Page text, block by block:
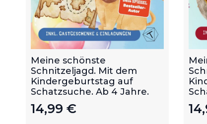
Meine schönste
Schnitzeljagd. Mit dem
Kindergeburtstag auf
Schatzsuche. Ab 4 Jahre.
14,99 €